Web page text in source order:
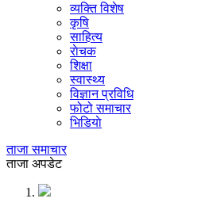
व्यक्ति विशेष
कृषि
साहित्य
राेचक
शिक्षा
स्वास्थ्य
विज्ञान प्रविधि
फोटो समाचार
भिडियाे
ताजा समाचार
ताजा अपडेट